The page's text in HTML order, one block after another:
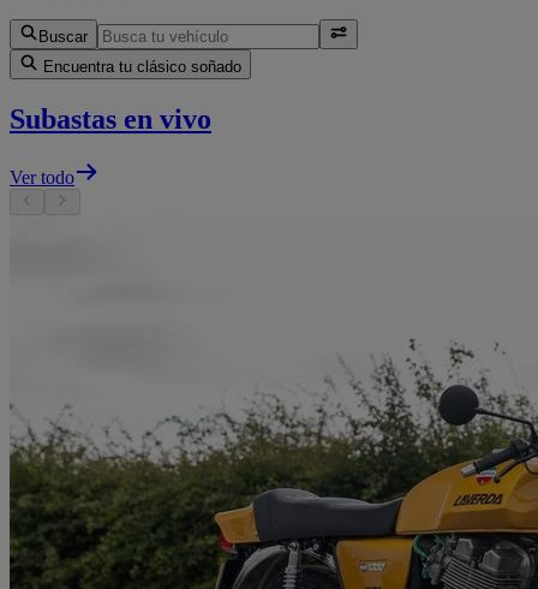
Buscar
Encuentra tu clásico soñado
Subastas en vivo
Ver todo